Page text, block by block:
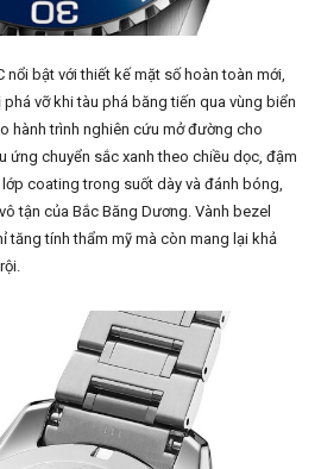
nổi bật với thiết kế mặt số hoàn toàn mới,
vỡ khi tàu phá băng tiến qua vùng biển
hành trình nghiên cứu mở đường cho
ứng chuyển sắc xanh theo chiều dọc, đậm
coating trong suốt dày và đánh bóng,
tận của Bắc Băng Dương. Vành bezel
tăng tính thẩm mỹ mà còn mang lại khả